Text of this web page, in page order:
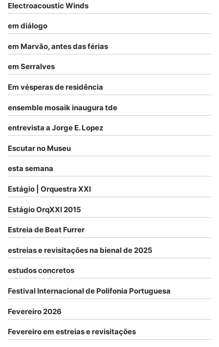
Electroacoustic Winds
em diálogo
em Marvão, antes das férias
em Serralves
Em vésperas de residência
ensemble mosaik inaugura tde
entrevista a Jorge E. Lopez
Escutar no Museu
esta semana
Estágio | Orquestra XXI
Estágio OrqXXI 2015
Estreia de Beat Furrer
estreias e revisitações na bienal de 2025
estudos concretos
Festival Internacional de Polifonia Portuguesa
Fevereiro 2026
Fevereiro em estreias e revisitações